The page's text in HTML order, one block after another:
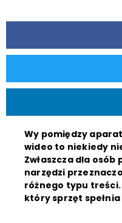
Wy pomiędzy
wideo to niekiedy
Zwłaszcza dla
narzędzi
różnego typu
który sprzęt